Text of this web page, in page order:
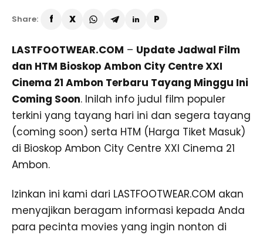
Share:
LASTFOOTWEAR.COM – Update Jadwal Film
dan HTM Bioskop Ambon City Centre XXI
Cinema 21 Ambon Terbaru Tayang Minggu Ini
Coming Soon. Inilah info judul film populer
terkini yang tayang hari ini dan segera tayang
(coming soon) serta HTM (Harga Tiket Masuk)
di Bioskop Ambon City Centre XXI Cinema 21
Ambon.
Izinkan ini kami dari LASTFOOTWEAR.COM akan
menyajikan beragam informasi kepada Anda
para pecinta movies yang ingin nonton di